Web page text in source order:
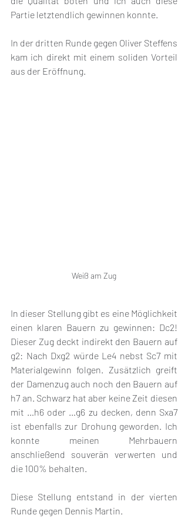
Partie letztendlich gewinnen konnte.
In der dritten Runde gegen Oliver Steffens
kam ich direkt mit einem soliden Vorteil
aus der Eröffnung.
Weiß am Zug
In dieser Stellung gibt es eine Möglichkeit
einen klaren Bauern zu gewinnen: Dc2!
Dieser Zug deckt indirekt den Bauern auf
g2: Nach Dxg2 würde Le4 nebst Sc7 mit
Materialgewinn folgen. Zusätzlich greift
der Damenzug auch noch den Bauern auf
h7 an. Schwarz hat aber keine Zeit diesen
mit …h6 oder …g6 zu decken, denn Sxa7
ist ebenfalls zur Drohung geworden. Ich
konnte meinen Mehrbauern
anschließend souverän verwerten und
die 100% behalten.
Diese Stellung entstand in der vierten
Runde gegen Dennis Martin.